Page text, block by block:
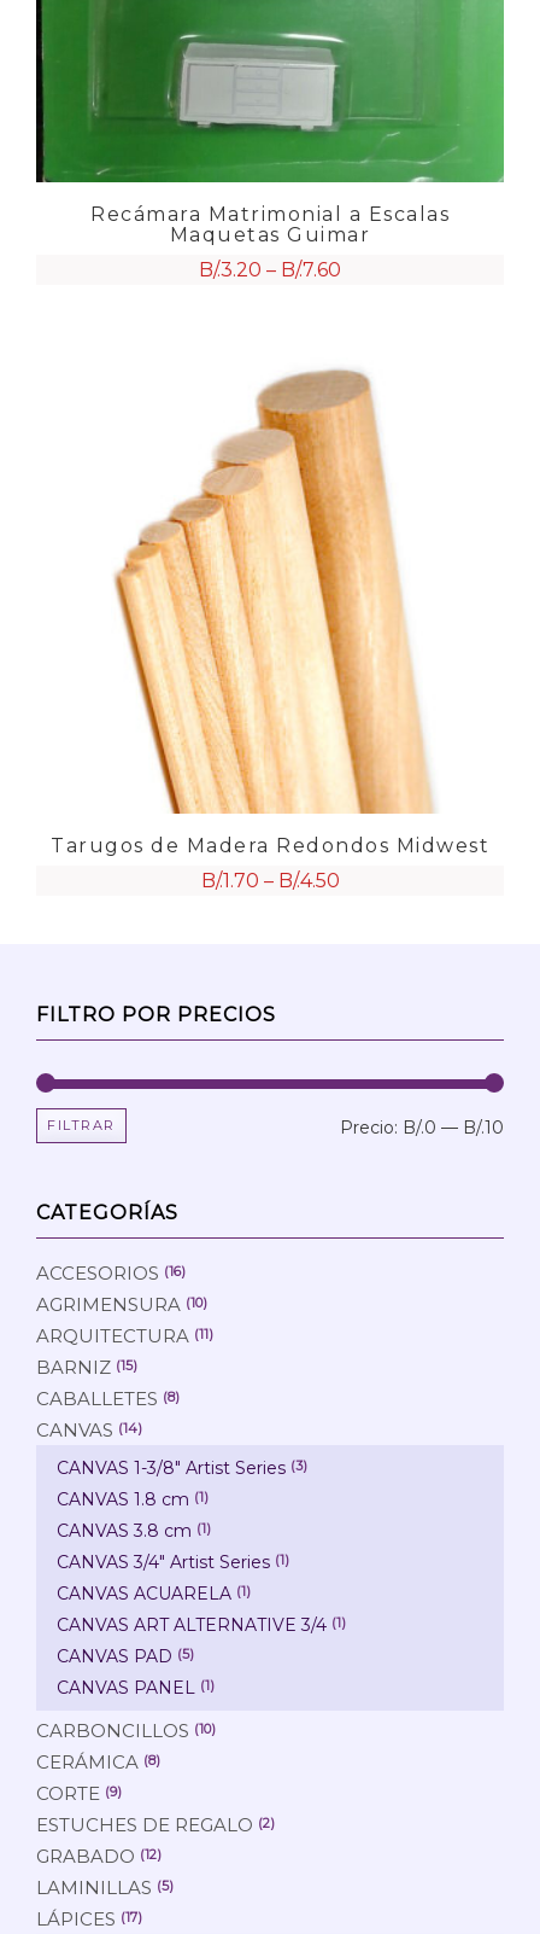
Recámara Matrimonial a Escalas
Maquetas Guimar
B/.3.20 – B/.7.60
Tarugos de Madera Redondos Midwest
B/.1.70 – B/.4.50
FILTRO POR PRECIOS
FILTRAR Precio: B/.0 — B/.10
CATEGORÍAS
ACCESORIOS (16)
AGRIMENSURA (10)
ARQUITECTURA (11)
BARNIZ (15)
CABALLETES (8)
CANVAS (14)
CANVAS 1-3/8" Artist Series (3)
CANVAS 1.8 cm (1)
CANVAS 3.8 cm (1)
CANVAS 3/4" Artist Series (1)
CANVAS ACUARELA (1)
CANVAS ART ALTERNATIVE 3/4 (1)
CANVAS PAD (5)
CANVAS PANEL (1)
CARBONCILLOS (10)
CERÁMICA (8)
CORTE (9)
ESTUCHES DE REGALO (2)
GRABADO (12)
LAMINILLAS (5)
LÁPICES (17)